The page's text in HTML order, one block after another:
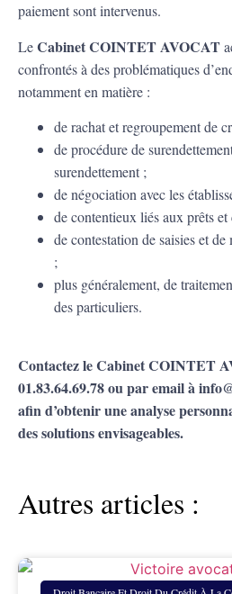
paiement sont intervenus.
LeCabinet COINTET AVOCAT
confrontés à des problématiques
notamment en matière :
de rachat et regroupement de
de procédure de
surendettement ;
de négociation avec les
de contentieux liés aux prêts
de contestation de saisies et
;
plus généralement, de
des particuliers.
Contactez le Cabinet COINTET
01.83.64.69.78 ou par email à
afin d’obtenir une analyse
des solutions envisageables.
Autres articles :